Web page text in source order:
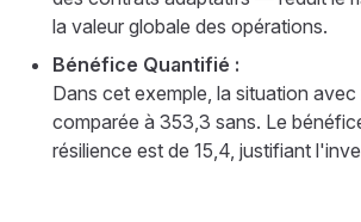
la valeur globale des opérations.
Bénéfice Quantifié :
Dans cet exemple, la situation
comparée à 353,3 sans. Le
résilience est de 15,4, justifiant